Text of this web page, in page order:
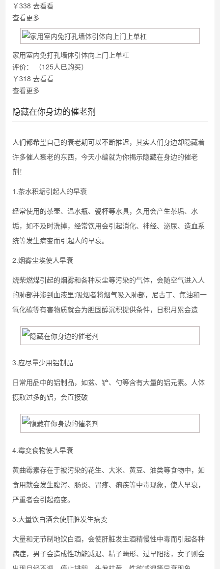
￥338 去看看
查看更多
家用室内免打孔墙体引体向上门上单杠
评价：
（125人已购买）
￥318 去看看
查看更多
隐藏在你身边的催老剂
人们都希望自己的衰老期可以不断推迟，其实人们身边却隐藏着
许多催人衰老的东西，今天小编就为你揭示隐藏在身边的催老
剂！
1.茶水积垢引起人的早衰
经常使用的茶壶、温水瓶、瓷杯等水具，久用会产生茶垢、水
垢，如不及时洗掉，经常饮用会引起消化、神经、泌尿、造血系
统等发生病变而引起人的早衰。
2.烟雾尘埃使人早衰
烧柴燃煤引起的烟雾和各种灰尘等污染的气体，会随空气进入人
的肺部并渗到血液里;吸烟者将烟气吸入肺部，尼古丁、焦油和一
氧化碳等有害物质就会为胆固醇沉积提供条件，日积月累会造
3.应尽量少用铝制品
日常用品中的铝制品，如盆、铲、勺等含有大量的铝元素。人体
摄取过多的铝，会直接破
4.霉变食物使人早衰
黄曲霉素存在于被污染的花生、大米、黄豆、油类等食物中，如
食用就会发生腹泻、肠炎、胃疼、痢疾等中毒现象，使人早衰，
严重者会引起癌变。
5.大量饮白酒会使肝脏发生病变
大量和无节制地饮白酒，会使肝脏发生酒精慢性中毒而引起各种
病症，男子会造成性功能减退、精子畸形、过早阳痿，女子则会